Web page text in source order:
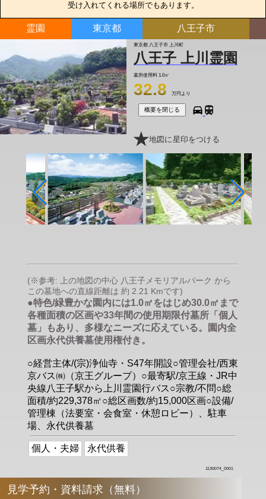
受け入れてくれる場所でもあります。
霊園 東京都 八王子市
東京都 八王子市 上川町
八王子 上川霊園
墓所使用料 1.0㎡
32.8 万円より
概要を閉じる
地図に星印をつける
(※参考: 上の地図の中心 八王子メモリアルパーク から
この墓地への直線距離は 約 2.21 Kmです)
●特色/緑豊かな園内には1.0㎡をはじめ30.0㎡まで
各種面積の区画や33年間の使用期限付墓所「個人
墓」もあり、多様なニーズに応えている。園内全
区画永代供養墓使用権付き。
○経営主体/(宗)浄仙寺・S47年開設○管理会社/西東
京バス㈱（京王グループ）○最寄駅/京王線・JR中
央線八王子駅から上川霊園行バス○宗教/不問○総
面積/約229,378㎡○総区画数/約15,000区画○設備/
管理棟（法要室・会食室・休憩ロビー）、駐車
場、永代供養墓
個人・夫婦 永代供養
1130074_0001
見学予約・資料請求（無料）